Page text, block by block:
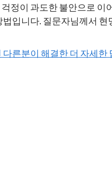
정이 과도한 불안으로
입니다. 질문자님께서
른분이 해결한 더 자세한